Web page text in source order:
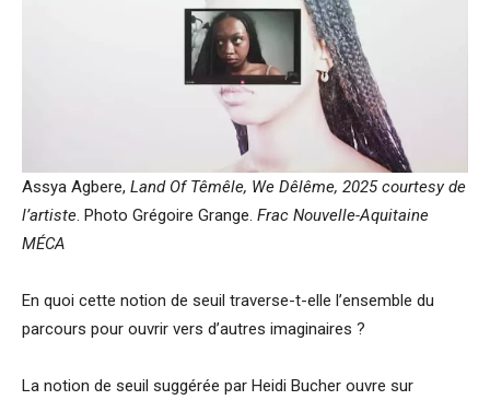
Assya Agbere, Land Of Têmêle, We Dêlême, 2025 courtesy de
l’artiste. Photo Grégoire Grange. Frac Nouvelle-Aquitaine
MÉCA
En quoi cette notion de seuil traverse-t-elle l’ensemble du
parcours pour ouvrir vers d’autres imaginaires ?
La notion de seuil suggérée par Heidi Bucher ouvre sur